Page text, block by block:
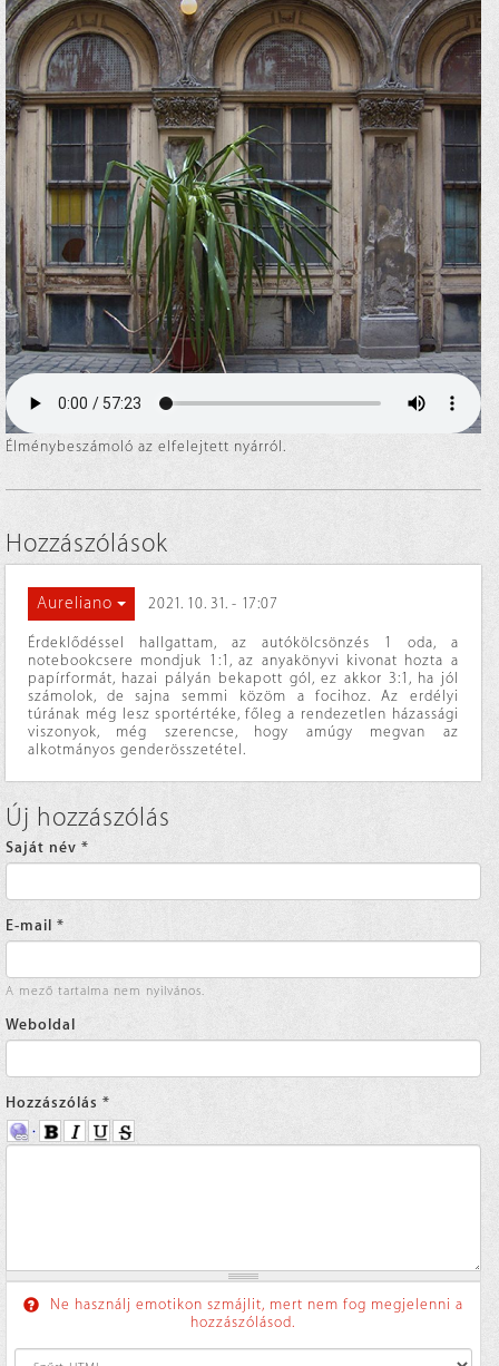
Élménybeszámoló az elfelejtett nyárról.
Hozzászólások
Aureliano 2021. 10. 31. - 17:07
Érdeklődéssel hallgattam, az autókölcsönzés 1 oda, a
notebookcsere mondjuk 1:1, az anyakönyvi kivonat hozta a
papírformát, hazai pályán bekapott gól, ez akkor 3:1, ha jól
számolok, de sajna semmi közöm a focihoz. Az erdélyi
túrának még lesz sportértéke, főleg a rendezetlen házassági
viszonyok, még szerencse, hogy amúgy megvan az
alkotmányos genderösszetétel.
Új hozzászólás
Saját név *
E-mail *
A mező tartalma nem nyilvános.
Weboldal
Hozzászólás *
Ne használj emotikon szmájlit, mert nem fog megjelenni a
hozzászólásod.